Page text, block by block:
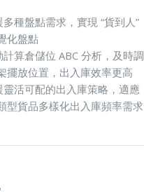
多種盤點需求，實現 “貨到人”
化盤點
計算倉儲位 ABC 分析，及時調
擺放位置，出入庫效率更高
靈活可配的出入庫策略，適應
型貨品多樣化出入庫頻率需求